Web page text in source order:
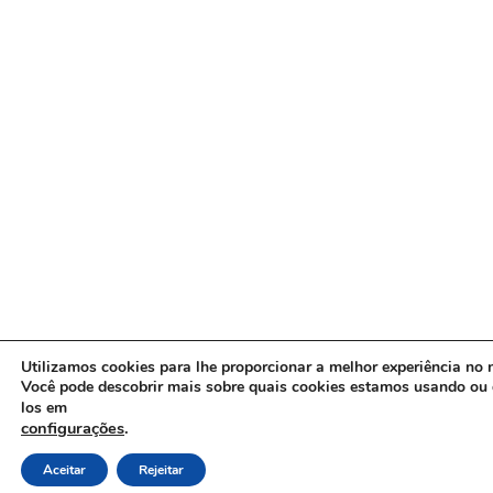
Utilizamos cookies para lhe proporcionar a melhor experiência no
Você pode descobrir mais sobre quais cookies estamos usando
los em
configurações.
Aceitar Rejeitar